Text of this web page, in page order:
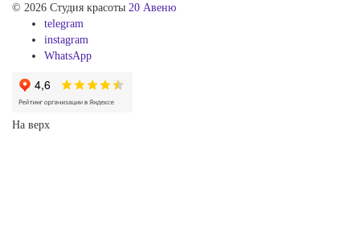
© 2026 Студия красоты 20 Авеню
telegram
instagram
WhatsApp
На верх